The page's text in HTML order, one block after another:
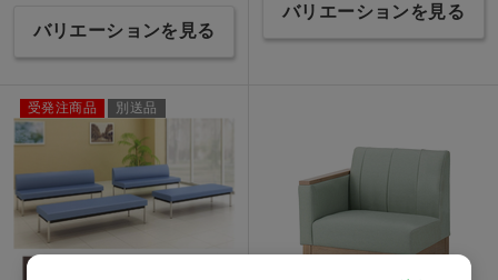
バリエーションを見る
バリエーションを見る
受発注商品 別送品